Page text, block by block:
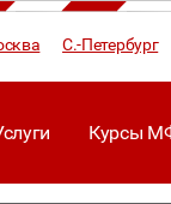
С.-Петербург
Курсы